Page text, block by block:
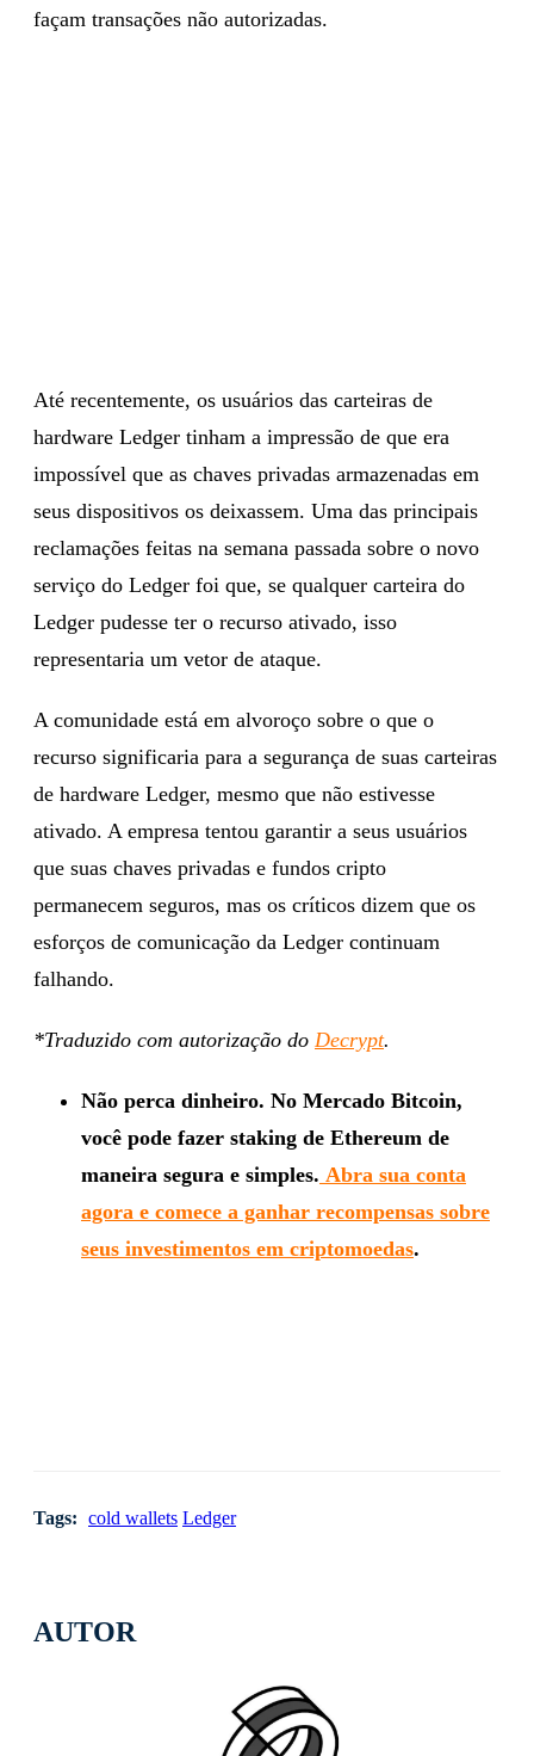
AUTOR
façam transações não autorizadas.
Até recentemente, os usuários das carteiras de
hardware Ledger tinham a impressão de que era
impossível que as chaves privadas armazenadas em
seus dispositivos os deixassem. Uma das principais
reclamações feitas na semana passada sobre o novo
serviço do Ledger foi que, se qualquer carteira do
Ledger pudesse ter o recurso ativado, isso
representaria um vetor de ataque.
A comunidade está em alvoroço sobre o que o
recurso significaria para a segurança de suas carteiras
de hardware Ledger, mesmo que não estivesse
ativado. A empresa tentou garantir a seus usuários
que suas chaves privadas e fundos cripto
permanecem seguros, mas os críticos dizem que os
esforços de comunicação da Ledger continuam
falhando.
*Traduzido com autorização do Decrypt.
Não perca dinheiro. No Mercado Bitcoin,
você pode fazer staking de Ethereum de
maneira segura e simples. Abra sua conta
agora e comece a ganhar recompensas sobre
seus investimentos em criptomoedas.
Tags: cold wallets Ledger